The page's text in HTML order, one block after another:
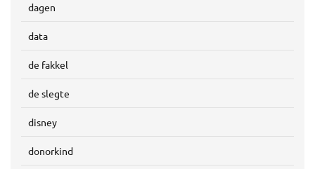
dagen
data
de fakkel
de slegte
disney
donorkind